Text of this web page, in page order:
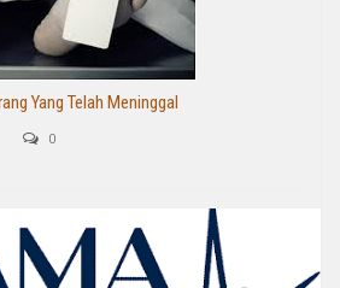
Yang Telah Meninggal
0